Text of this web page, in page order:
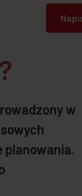
w
planowania.